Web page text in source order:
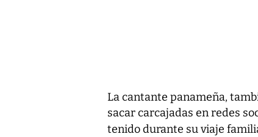
La cantante panameña,
sacar carcajadas en redes
tenido durante su viaje